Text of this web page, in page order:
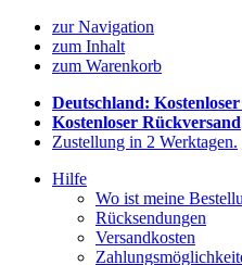
zur Navigation
zum Inhalt
zum Warenkorb
Deutschland:
Kostenloser Rückversand
Zustellung in 2 Werktagen.
Hilfe
Wo ist meine
Rücksendungen
Versandkosten